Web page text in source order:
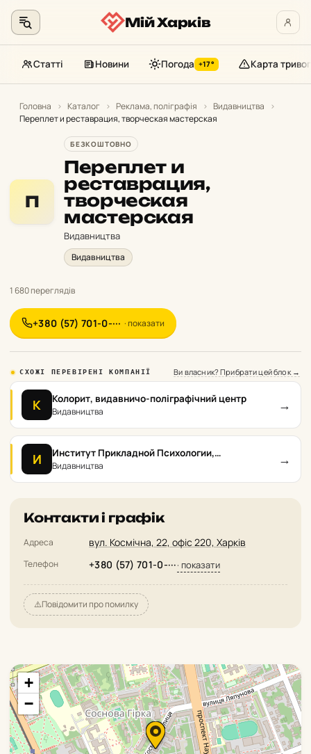
контенту
Мій Харків
Статті Новини Погода +17° Карта тривог
Головна › Каталог › Реклама, поліграфія › Видавництва
›
Переплет и реставрация, творческая мастерская
П
БЕЗКОШТОВНО
Переплет и
реставрация,
творческая
мастерская
Видавництва
Видавництва
1 680 переглядів
+380 (57) 701-0-··· · показати
СХОЖІ ПЕРЕВІРЕНІ КОМПАНІЇ Ви власник? Прибрати цей блок →
К Колорит, видавничо-поліграфічний центр
Видавництва →
И
Институт Прикладной Психологии,
издательство
Видавництва →
Контакти і графік
Адреса вул. Космічна, 22, офіс 220, Харків
Телефон +380 (57) 701-0-···· показати
⚠️Повідомити про помилку
+
−